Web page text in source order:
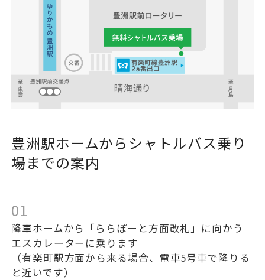
豊洲駅ホームからシャトルバス乗り
場までの案内
01
降車ホームから「ららぽーと方面改札」に向かう
エスカレーターに乗ります
（有楽町駅方面から来る場合、電車5号車で降りる
と近いです）